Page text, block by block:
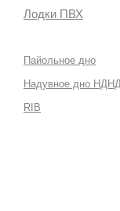
Лодки ПВХ
Пайольное дно
Надувное дно НДНД
RIB